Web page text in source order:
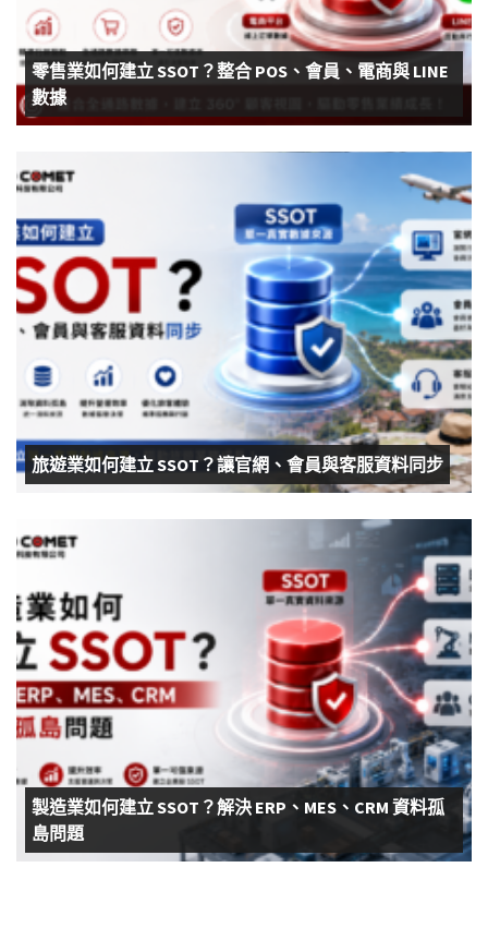
零售業如何建立 SSOT？整合 POS、會員、電商與 LINE
數據
旅遊業如何建立 SSOT？讓官網、會員與客服資料同步
製造業如何建立 SSOT？解決 ERP、MES、CRM 資料孤
島問題